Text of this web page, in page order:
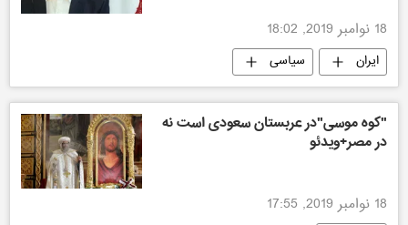
18 نوامبر 2019, 18:02
ایران سیاسی
"کوه موسی"در عربستان سعودی است نه
در مصر+ویدئو
18 نوامبر 2019, 17:55